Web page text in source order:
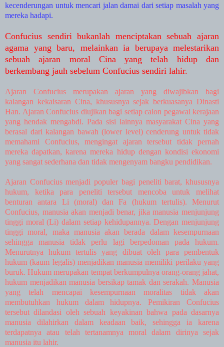
kecenderungan untuk mencari jalan damai dari setiap masalah yang
mereka hadapi.
Confucius sendiri bukanlah menciptakan sebuah ajaran
agama yang baru, melainkan ia berupaya melestarikan
sebuah ajaran moral Cina yang telah hidup dan
berkembang jauh sebelum Confucius sendiri lahir.
Ajaran Confucius merupakan ajaran yang diwajibkan bagi
kalangan kekaisaran Cina, khususnya sejak berkuasanya Dinasti
Han. Ajaran Confucius diujikan bagi setiap calon pegawai kerajaan
yang hendak mengabdi. Pada sisi lainnya masyarakat Cina yang
berasal dari kalangan bawah (lower level) cenderung untuk tidak
memahami Confucius, mengingat ajaran tersebut tidak pernah
mereka dapatkan, karena mereka hidup dengan kondisi ekonomi
yang sangat sederhana dan tidak mengenyam bangku pendidikan.
Ajaran Confucius menjadi populer bagi peneliti barat, khususnya
hukum, ketika para peneliti tersebut mencoba untuk melihat
benturan antara Li (moral) dan Fa (hukum tertulis). Menurut
Confucius, manusia akan menjadi benar, jika manusia menjunjung
tinggi moral (Li) dalam setiap kehidupannya. Dengan menjunjung
tinggi moral, maka manusia akan berada dalam kesempurnaan
sehingga manusia tidak perlu lagi berpedoman pada hukum.
Menurutnya hukum tertulis yang dibuat oleh para pembentuk
hukum (kaum legalis) menjadikan manusia memiliki perilaku yang
buruk. Hukum merupakan tempat berkumpulnya orang-orang jahat,
hukum menjadikan manusia bersikap tamak dan serakah. Manusia
yang telah mencapai kesempurnaan moralitas tidak akan
membutuhkan hukum dalam hidupnya. Pemikiran Confucius
tersebut dilandasi oleh sebuah keyakinan bahwa pada dasarnya
manusia dilahirkan dalam keadaan baik, sehingga ia karena
terdapatnya atau telah tertanamnya moral dalam dirinya sejak
manusia itu lahir.